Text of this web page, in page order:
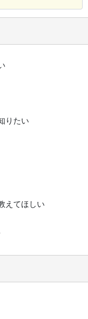
りたい
えてほしい